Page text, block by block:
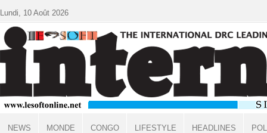
Lundi, 10 Août 2026
NEWS MONDE CONGO LIFESTYLE HEADLINES